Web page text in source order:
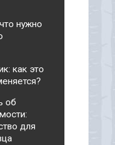
нужно
как это
об
для